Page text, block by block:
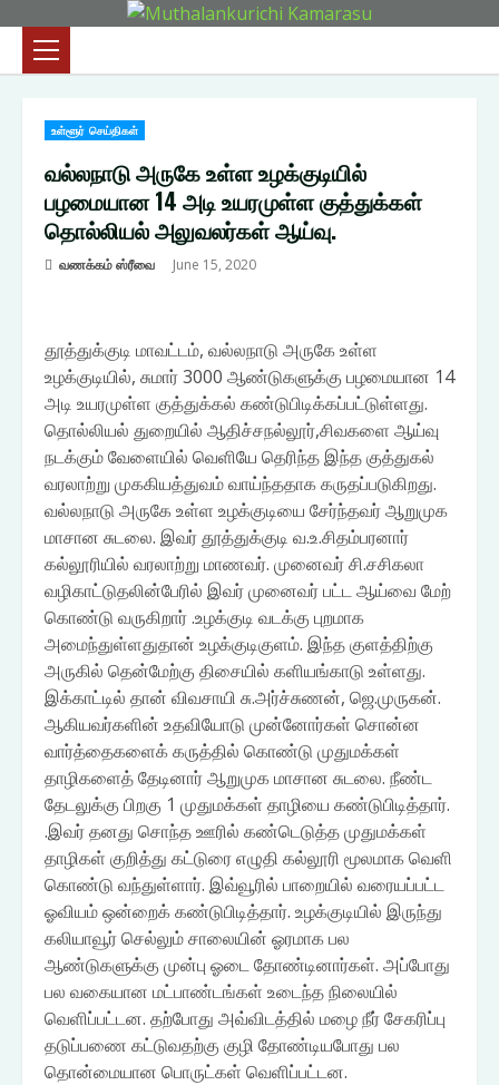
contentPrimary
உள்ளூர் செய்திகள்
வல்லநாடு அருகே உள்ள உழக்குடியில்
பழமையான 14 அடி உயரமுள்ள குத்துக்கள்
தொல்லியல் அலுவலர்கள் ஆய்வு.
வணக்கம் ஸ்ரீவை June 15, 2020
தூத்துக்குடி மாவட்டம், வல்லநாடு அருகே உள்ள
உழக்குடியில், சுமார் 3000 ஆண்டுகளுக்கு பழமையான 14
அடி உயரமுள்ள குத்துக்கல் கண்டுபிடிக்கப்பட்டுள்ளது.
தொல்லியல் துறையில் ஆதிச்சநல்லூர்,சிவகளை ஆய்வு
நடக்கும் வேளையில் வெளியே தெரிந்த இந்த குத்துகல்
வரலாற்று முககியத்துவம் வாய்ந்ததாக கருதப்படுகிறது.
வல்லநாடு அருகே உள்ள உழக்குடியை சேர்ந்தவர் ஆறுமுக
மாசான சுடலை. இவர் தூத்துக்குடி வ.உ.சிதம்பரனார்
கல்லூரியில் வரலாற்று மாணவர். முனைவர் சி.சசிகலா
வழிகாட்டுதலின்பேரில் இவர் முனைவர் பட்ட ஆய்வை மேற்
கொண்டு வருகிறார் .உழக்குடி வடக்கு புறமாக
அமைந்துள்ளதுதான் உழக்குடிகுளம். இந்த குளத்திற்கு
அருகில் தென்மேற்கு திசையில் களியங்காடு உள்ளது.
இக்காட்டில் தான் விவசாயி சு.அர்ச்சுணன், ஜெ.முருகன்.
ஆகியவர்களின் உதவியோடு முன்னோர்கள் சொன்ன
வார்த்தைகளைக் கருத்தில் கொண்டு முதுமக்கள்
தாழிகளைத் தேடினார் ஆறுமுக மாசான சுடலை. நீண்ட
தேடலுக்கு பிறகு 1 முதுமக்கள் தாழியை கண்டுபிடித்தார்.
.இவர் தனது சொந்த ஊரில் கண்டெடுத்த முதுமக்கள்
தாழிகள் குறித்து கட்டுரை எழுதி கல்லூரி மூலமாக வெளி
கொண்டு வந்துள்ளார். இவ்வூரில் பாறையில் வரையப்பட்ட
ஓவியம் ஒன்றைக் கண்டுபிடித்தார். உழக்குடியில் இருந்து
கலியாவூர் செல்லும் சாலையின் ஓரமாக பல
ஆண்டுகளுக்கு முன்பு ஓடை தோண்டினார்கள். அப்போது
பல வகையான மட்பாண்டங்கள் உடைந்த நிலையில்
வெளிப்பட்டன. தற்போது அவ்விடத்தில் மழை நீர் சேகரிப்பு
தடுப்பணை கட்டுவதற்கு குழி தோண்டியபோது பல
தொன்மையான பொருட்கள் வெளிப்பட்டன.